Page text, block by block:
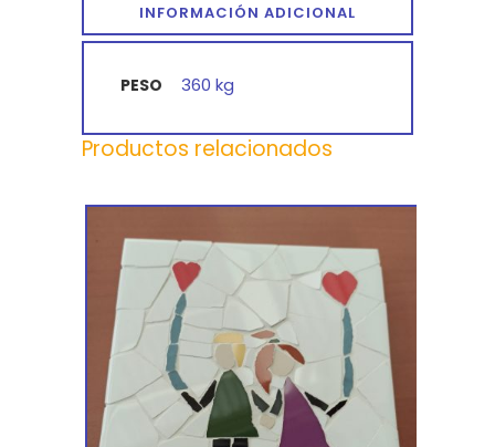
INFORMACIÓN ADICIONAL
PESO 360 kg
Productos relacionados